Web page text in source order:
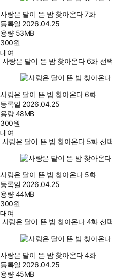
사랑은 달이 뜬 밤 찾아온다 7화
등록일 2026.04.25
용량 53MB
300원
대여
사랑은 달이 뜬 밤 찾아온다 6화 선택
사랑은 달이 뜬 밤 찾아온다 6화
등록일 2026.04.25
용량48MB
300원
대여
사랑은 달이 뜬 밤 찾아온다 5화 선택
사랑은 달이 뜬 밤 찾아온다 5화
등록일 2026.04.25
용량44MB
300원
대여
사랑은 달이 뜬 밤 찾아온다 4화 선택
사랑은 달이 뜬 밤 찾아온다 4화
등록일 2026.04.25
용량45MB